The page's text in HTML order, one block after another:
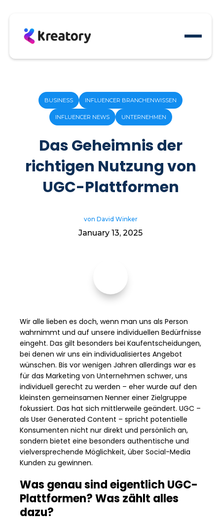
BUSINESS INFLUENCER BRANCHENWISSEN
INFLUENCER NEWS UNTERNEHMEN
Das Geheimnis der
richtigen Nutzung von
UGC-Plattformen
von David Winker
January 13, 2025
Wir alle lieben es doch, wenn man uns als Person
wahrnimmt und auf unsere individuellen Bedürfnisse
eingeht. Das gilt besonders bei Kaufentscheidungen,
bei denen wir uns ein individualisiertes Angebot
wünschen. Bis vor wenigen Jahren allerdings war es
für das Marketing von Unternehmen schwer, uns
individuell gerecht zu werden – eher wurde auf den
kleinsten gemeinsamen Nenner einer Zielgruppe
fokussiert. Das hat sich mittlerweile geändert. UGC –
als User Generated Content – spricht potentielle
Konsumenten nicht nur direkt und persönlich an,
sondern bietet eine besonders authentische und
vielversprechende Möglichkeit, über Social-Media
Kunden zu gewinnen.
Was genau sind eigentlich UGC-
Plattformen? Was zählt alles
dazu?